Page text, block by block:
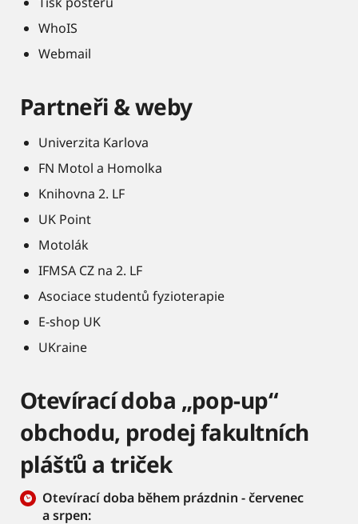
WhoIS
Webmail
Partneři & weby
Univerzita Karlova
FN Motol a Homolka
Knihovna 2. LF
UK Point
Motolák
IFMSA CZ na 2. LF
Asociace studentů fyzioterapie
E-shop UK
UKraine
Otevírací doba „pop-up“
obchodu, prodej fakultních
plášťů a triček
Otevírací doba během prázdnin - červenec
a srpen: